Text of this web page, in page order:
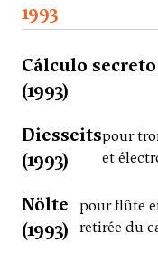
1993
Cálculo secreto
(1993)
Diesseits
(1993)
pour
et
Nölte
(1993)
pour flûte
retirée du